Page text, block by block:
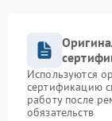
Используются
сертификацию
работу после
обязательств